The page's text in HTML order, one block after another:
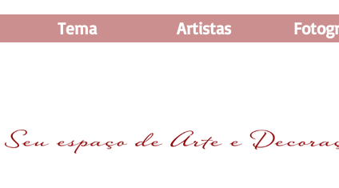
Tema Artistas